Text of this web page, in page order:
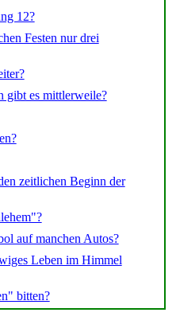
12?
Festen nur drei
gibt es mittlerweile?
zeitlichen Beginn der
auf manchen Autos?
Leben im Himmel
bitten?